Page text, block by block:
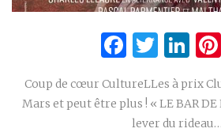
Coup de cœur CultureLLes à prix
Mars et peut être plus ! « LE BAR DE
lever du rideau…